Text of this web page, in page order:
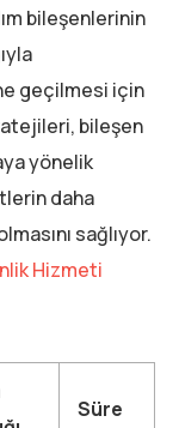
bileşenlerinin
geçilmesi için
bileşen
yönelik
daha
sağlıyor.
Hizmeti
Süre